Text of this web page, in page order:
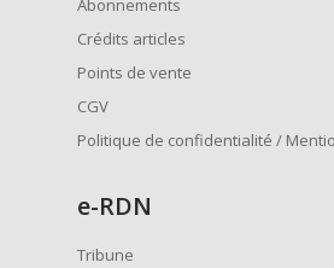
Abonnements
Crédits articles
Points de vente
CGV
Politique de confidentialité /
e-RDN
Tribune